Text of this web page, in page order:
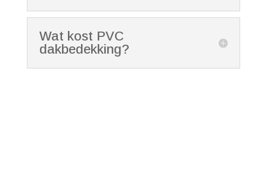
Wat kost PVC
dakbedekking?